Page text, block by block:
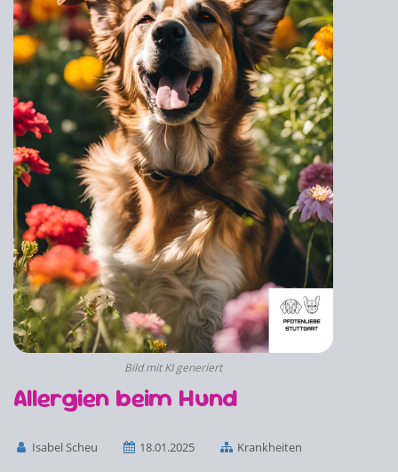
Bild mit KI generiert
Allergien beim Hund
Isabel Scheu 18.01.2025 Krankheiten